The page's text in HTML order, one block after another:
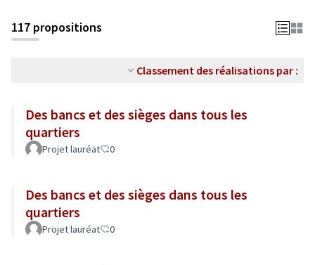
+
−
117 propositions
Classement des réalisations par :
Des bancs et des sièges dans tous les
quartiers
Projet lauréat 0
Des bancs et des sièges dans tous les
quartiers
Projet lauréat 0